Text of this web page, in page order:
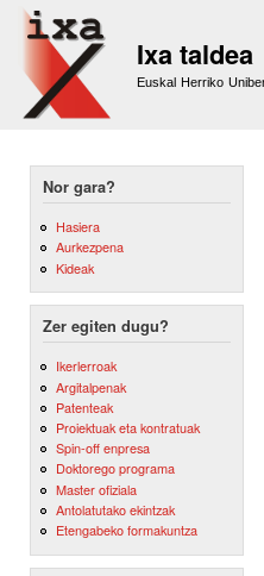
Ixa taldea
Euskal Herriko
Nor gara?
Hasiera
Aurkezpena
Kideak
Zer egiten dugu?
Ikerlerroak
Argitalpenak
Patenteak
Proiektuak eta kontratuak
Spin-off enpresa
Doktorego programa
Master ofiziala
Antolatutako ekintzak
Etengabeko formakuntza